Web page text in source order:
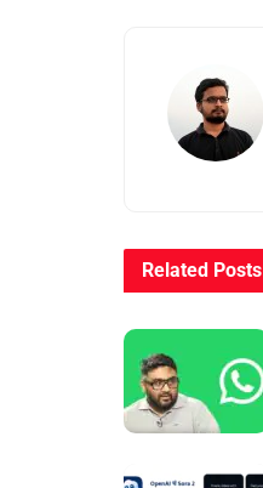
Related Posts